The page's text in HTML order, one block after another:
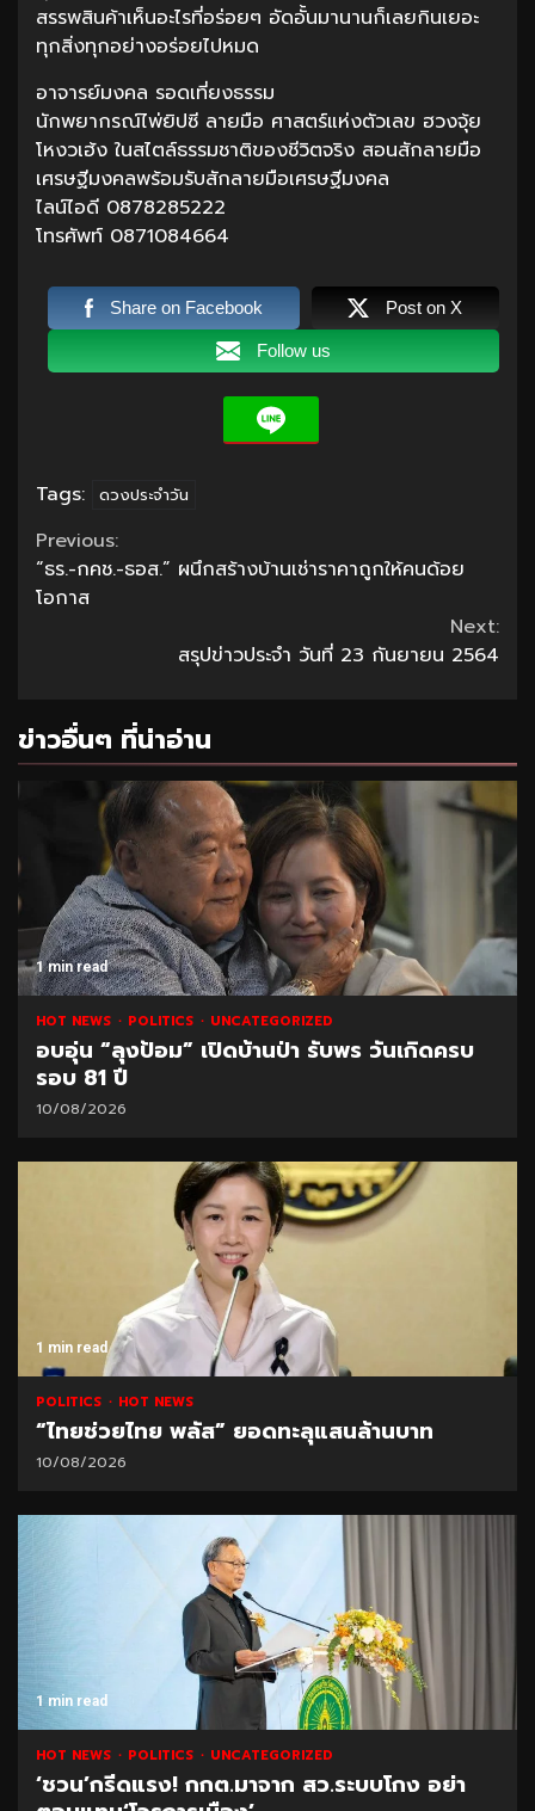
สรรพสินค้าเห็นอะไรที่อร่อยๆ อัดอั้นมานานก็เลยกินเยอะ
ทุกสิ่งทุกอย่างอร่อยไปหมด
อาจารย์มงคล รอดเที่ยงธรรม
นักพยากรณ์ไพ่ยิปซี ลายมือ ศาสตร์แห่งตัวเลข ฮวงจุ้ย
โหงวเฮ้ง ในสไตล์ธรรมชาติของชีวิตจริง สอนสักลายมือ
เศรษฐีมงคลพร้อมรับสักลายมือเศรษฐีมงคล
ไลน์ไอดี 0878285222
โทรศัพท์ 0871084664
Share on Facebook Post on X
Follow us
Tags: ดวงประจำวัน
Continue
Reading
Previous:
“ธร.-กคช.-ธอส.” ผนึกสร้างบ้านเช่าราคาถูกให้คนด้อย
โอกาส
Next:
สรุปข่าวประจำ วันที่ 23 กันยายน 2564
ข่าวอื่นๆ ที่น่าอ่าน
1 min read
HOT NEWS POLITICS UNCATEGORIZED
อบอุ่น “ลุงป้อม” เปิดบ้านป่า รับพร วันเกิดครบ
รอบ 81 ปี
10/08/2026
1 min read
POLITICS HOT NEWS
“ไทยช่วยไทย พลัส” ยอดทะลุแสนล้านบาท
10/08/2026
1 min read
HOT NEWS POLITICS UNCATEGORIZED
‘ชวน’กรีดแรง! กกต.มาจาก สว.ระบบโกง อย่า